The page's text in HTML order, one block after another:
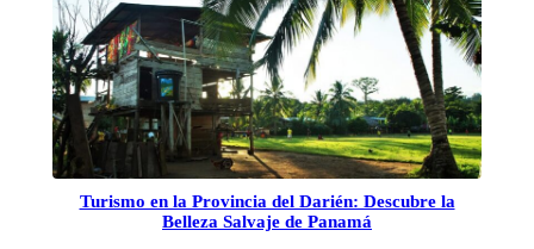
Turismo en la Provincia del Darién: Descubre la
Belleza Salvaje de Panamá